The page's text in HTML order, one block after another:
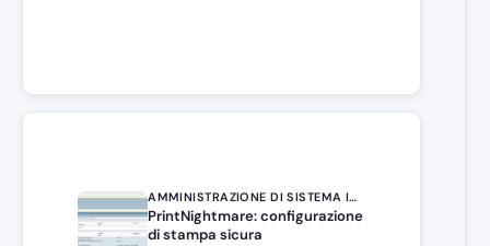
AMMINISTRAZIONE DI SISTEMA IN WINDOWS SERVER
PrintNightmare: configurazione
di stampa sicura